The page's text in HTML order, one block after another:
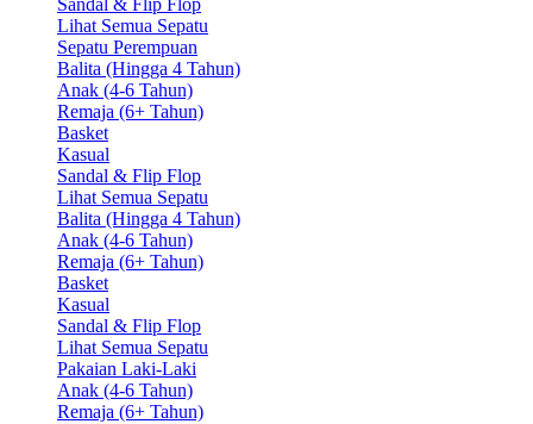
Lihat Semua Sepatu
Sepatu Perempuan
Balita (Hingga 4 Tahun)
Anak (4-6 Tahun)
Remaja (6+ Tahun)
Basket
Kasual
Sandal & Flip Flop
Lihat Semua Sepatu
Balita (Hingga 4 Tahun)
Anak (4-6 Tahun)
Remaja (6+ Tahun)
Basket
Kasual
Sandal & Flip Flop
Lihat Semua Sepatu
Pakaian Laki-Laki
Anak (4-6 Tahun)
Remaja (6+ Tahun)